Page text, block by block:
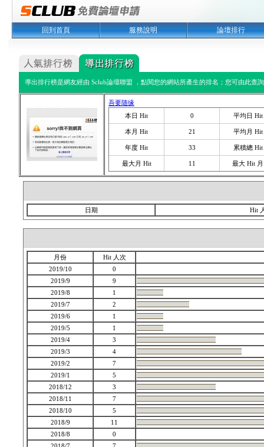
回到首頁 服務說明 論壇排行
導出排行榜是網友經由 Sclub論壇聯盟 ，點閱您的網站所產生的排名；您可由此查
吾要随缘
本日 Hit
0 平均日 Hit
本月 Hit 21 平均月 Hit
年度 Hit 33 累積總 Hit
最大月 Hit 11 最大 Hit 月
日期 Hit
月份
Hit 人次
2019/10
0
2019/9
9
2019/8
1
2019/7
2
2019/6
1
2019/5
1
2019/4
3
2019/3
4
2019/2
7
2019/1
5
2018/12
3
2018/11
7
2018/10
5
2018/9
11
2018/8
0